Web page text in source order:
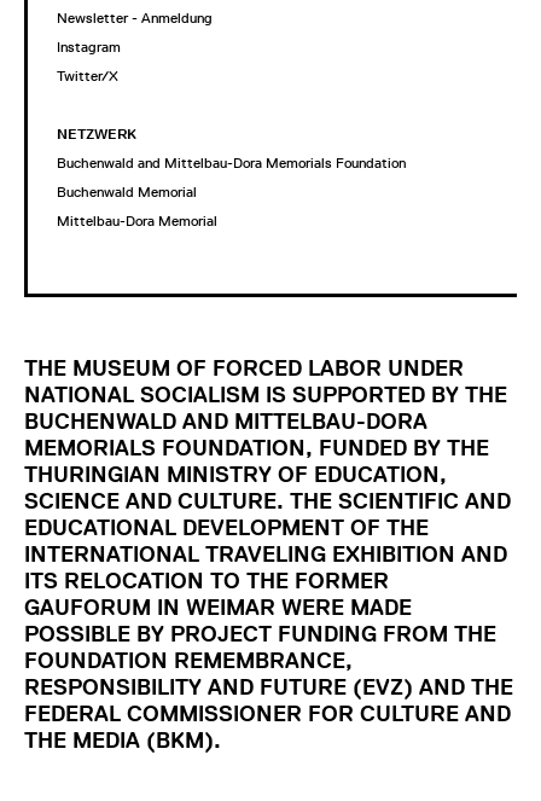
Newsletter - Anmeldung
Instagram
Twitter/X
NETZWERK
Buchenwald and Mittelbau-Dora Memorials Foundation
Buchenwald Memorial
Mittelbau-Dora Memorial
THE MUSEUM OF FORCED LABOR UNDER
NATIONAL SOCIALISM IS SUPPORTED BY THE
BUCHENWALD AND MITTELBAU-DORA
MEMORIALS FOUNDATION, FUNDED BY THE
THURINGIAN MINISTRY OF EDUCATION,
SCIENCE AND CULTURE. THE SCIENTIFIC AND
EDUCATIONAL DEVELOPMENT OF THE
INTERNATIONAL TRAVELING EXHIBITION AND
ITS RELOCATION TO THE FORMER
GAUFORUM IN WEIMAR WERE MADE
POSSIBLE BY PROJECT FUNDING FROM THE
FOUNDATION REMEMBRANCE,
RESPONSIBILITY AND FUTURE (EVZ) AND THE
FEDERAL COMMISSIONER FOR CULTURE AND
THE MEDIA (BKM).